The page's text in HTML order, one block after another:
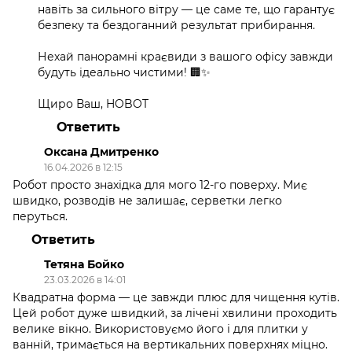
навіть за сильного вітру — це саме те, що гарантує
безпеку та бездоганний результат прибирання.
Нехай панорамні краєвиди з вашого офісу завжди
будуть ідеально чистими! 🏢✨
Щиро Ваш, HOBOT
Ответить
Оксана Дмитренко
16.04.2026 в 12:15
Робот просто знахідка для мого 12-го поверху. Миє
швидко, розводів не залишає, серветки легко
перуться.
Ответить
Тетяна Бойко
23.03.2026 в 14:01
Квадратна форма — це завжди плюс для чищення кутів.
Цей робот дуже швидкий, за лічені хвилини проходить
велике вікно. Використовуємо його і для плитки у
ванній, тримається на вертикальних поверхнях міцно.